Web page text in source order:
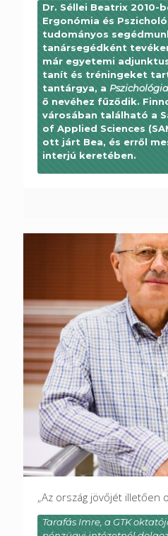
Dr. Séllei Beatrix 2010-
Ergonómia és
tudományos
tanársegédként
már egyetemi
tanít és tréningeket
tantárgya, a
ő nevéhez fűződik.
városában található a
of Applied Sciences
ott járt Bea, és erről
interjú keretében.
„Az ország jövőjét illetően
Tarafás Imre, a GTK